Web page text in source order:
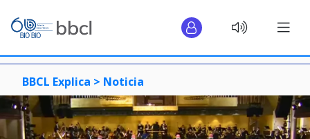
BBCL Explica > Noticia